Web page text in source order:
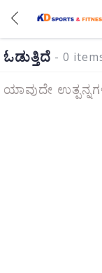
ಓಡುತ್ತಿದೆ - 0
ಯಾವುದೇ